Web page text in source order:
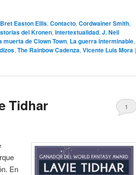
Bret Easton Ellis,Contacto,Cordwainer Smith,
del Kronen,intertextualidad,J. Neil
muerta de Clown Town, La guerra interminable,
,The Rainbow Cadenza,Vicente Luis Mora |
Tidhar 1
En